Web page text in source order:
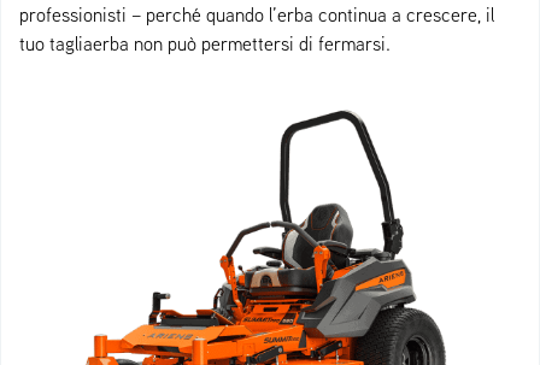
professionisti – perché quando l’erba continua a crescere, il
tuo tagliaerba non può permettersi di fermarsi.